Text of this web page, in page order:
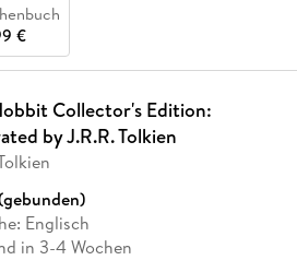
€
Collector's Edition:
by J.R.R. Tolkien
Englisch
in 3-4 Wochen